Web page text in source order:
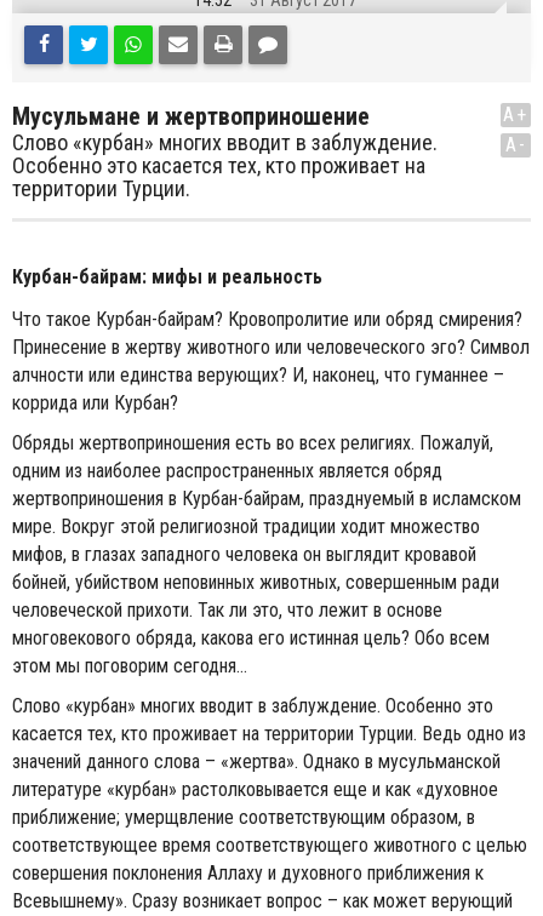
Мусульмане и жертвоприношение
Слово «курбан» многих вводит в заблуждение.
Особенно это касается тех, кто проживает на
территории Турции.
A+
A-
Курбан-байрам: мифы и реальность
Что такое Курбан-байрам? Кровопролитие или обряд смирения?
Принесение в жертву животного или человеческого эго? Символ
алчности или единства верующих? И, наконец, что гуманнее –
коррида или Курбан?
Обряды жертвоприношения есть во всех религиях. Пожалуй,
одним из наиболее распространенных является обряд
жертвоприношения в Курбан-байрам, празднуемый в исламском
мире. Вокруг этой религиозной традиции ходит множество
мифов, в глазах западного человека он выглядит кровавой
бойней, убийством неповинных животных, совершенным ради
человеческой прихоти. Так ли это, что лежит в основе
многовекового обряда, какова его истинная цель? Обо всем
этом мы поговорим сегодня…
Слово «курбан» многих вводит в заблуждение. Особенно это
касается тех, кто проживает на территории Турции. Ведь одно из
значений данного слова – «жертва». Однако в мусульманской
литературе «курбан» растолковывается еще и как «духовное
приближение; умерщвление соответствующим образом, в
соответствующее время соответствующего животного с целью
совершения поклонения Аллаху и духовного приближения к
Всевышнему». Сразу возникает вопрос – как может верующий